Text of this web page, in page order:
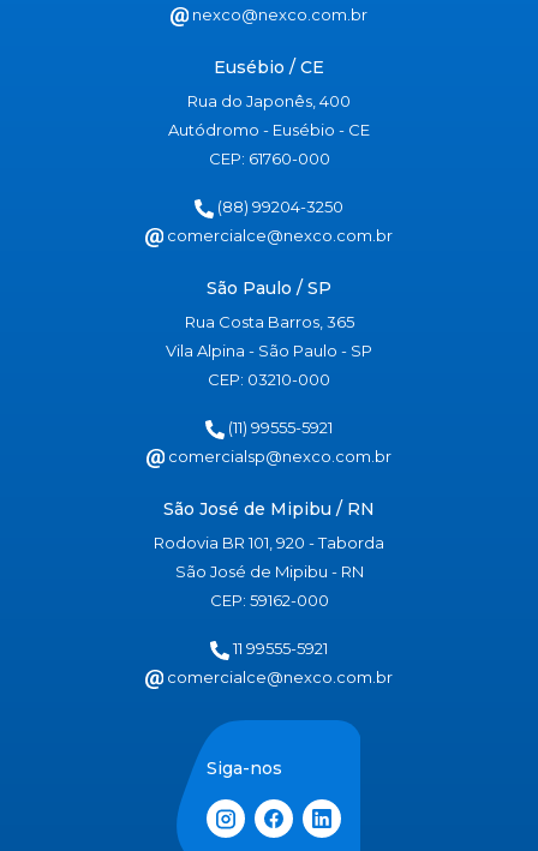
nexco@nexco.com.br
Eusébio / CE
Rua do Japonês, 400
Autódromo - Eusébio - CE
CEP: 61760-000
(88) 99204-3250
comercialce@nexco.com.br
São Paulo / SP
Rua Costa Barros, 365
Vila Alpina - São Paulo - SP
CEP: 03210-000
(11) 99555-5921
comercialsp@nexco.com.br
São José de Mipibu / RN
Rodovia BR 101, 920 - Taborda
São José de Mipibu - RN
CEP: 59162-000
11 99555-5921
comercialce@nexco.com.br
Siga-nos